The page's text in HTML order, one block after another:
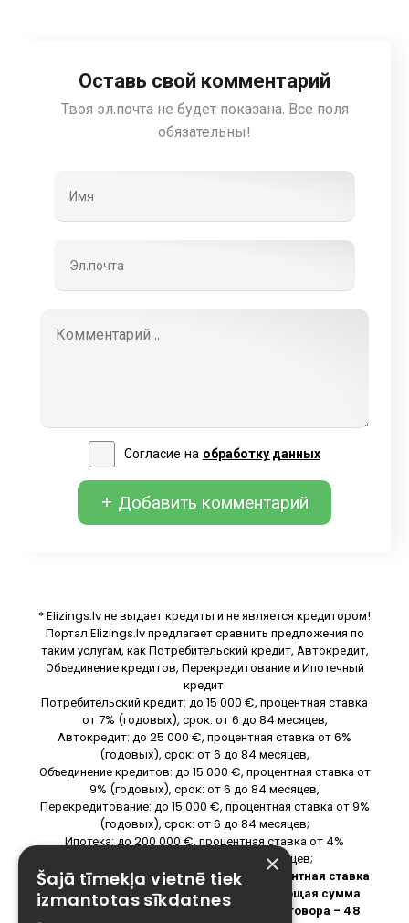
Оставь свой комментарий
Твоя эл.почта не будет показана. Все поля
обязательны!
Согласие на обработку данных
+ Добавить комментарий
* Elizings.lv не выдает кредиты и не является кредитором!
Портал Elizings.lv предлагает сравнить предложения по
таким услугам, как Потребительский кредит, Автокредит,
Объединение кредитов, Перекредитование и Ипотечный
кредит.
Потребительский кредит: до 15 000 €, процентная ставка
от 7% (годовых), срок: от 6 до 84 месяцев,
Автокредит: до 25 000 €, процентная ставка от 6%
(годовых), срок: от 6 до 84 месяцев,
Объединение кредитов: до 15 000 €, процентная ставка от
9% (годовых), срок: от 6 до 84 месяцев,
Перекредитование: до 15 000 €, процентная ставка от 9%
(годовых), срок: от 6 до 84 месяцев;
Ипотека: до 200 000 €, процентная ставка от 4%
(годовых), срок: от 6 до 240 месяцев;
Пример расчета:Предполагая, что процентная ставка
по кредиту составляет 7,9% годовых, общая сумма
кредита составляет 5000 евро, срок договора - 48
×
Šajā tīmekļa vietnē tiek
izmantotas sīkdatnes